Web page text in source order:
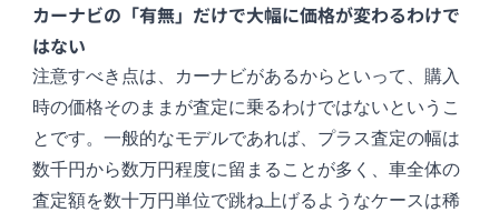
カーナビの「有無」だけで大幅に価格が変わるわけで
はない
注意すべき点は、カーナビがあるからといって、購入
時の価格そのままが査定に乗るわけではないというこ
とです。一般的なモデルであれば、プラス査定の幅は
数千円から数万円程度に留まることが多く、車全体の
査定額を数十万円単位で跳ね上げるようなケースは稀